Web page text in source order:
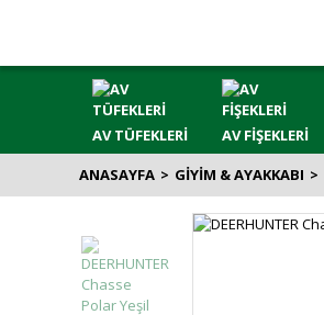
AV TÜFEKLERİ AV FİŞEKLERİ
ANASAYFA
GİYİM & AYAKKABI